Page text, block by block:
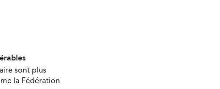
sont plus
la Fédération